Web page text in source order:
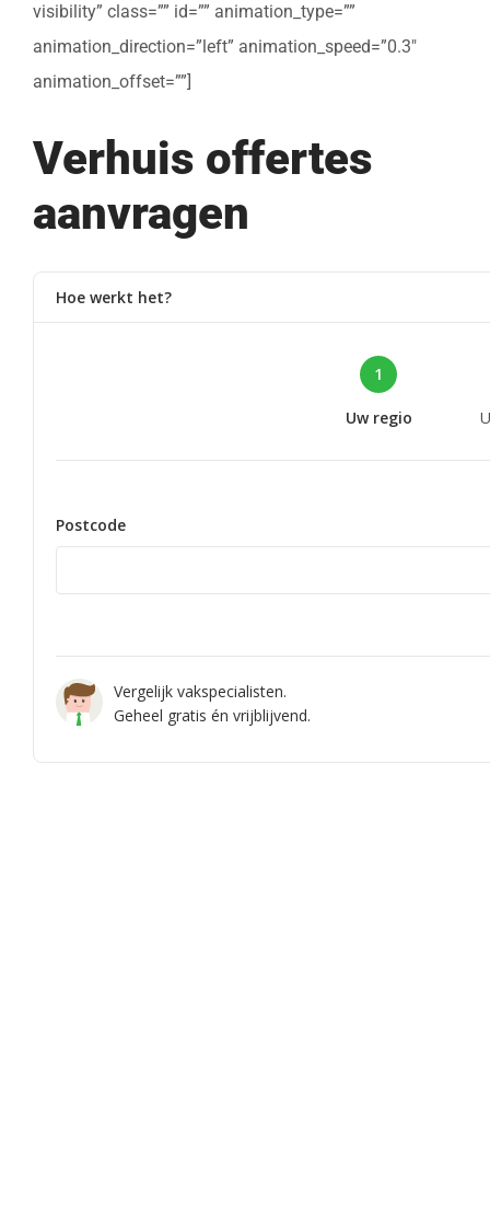
visibility” class=”” id=”” animation_type=””
animation_direction=”left” animation_speed=”0.3″
animation_offset=””]
Verhuis offertes
aanvragen